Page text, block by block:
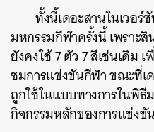
ทั้งนี้เดอะสานในเวอร์
มหกรรมกีฬาครั้งนี้ เพราะ
ยังคงใช้ 7 ตัว 7 สีเช่นเดิม
ชมการแข่งขันกีฬา ขณะที่เ
ถูกใช้ในแบบทางการในพิ
กิจกรรมหลักของการแข่งขั
SHARE